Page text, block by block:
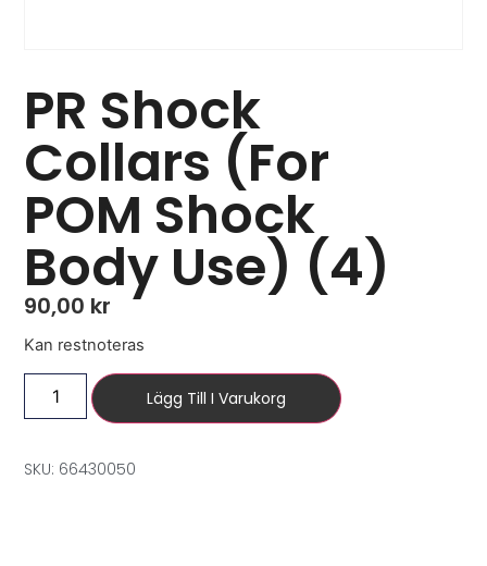
PR Shock
Collars (For
POM Shock
Body Use) (4)
90,00 kr
Kan restnoteras
Lägg Till I Varukorg
SKU: 66430050